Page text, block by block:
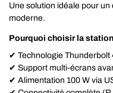
Une solution idéale pour
moderne.
Pourquoi choisir la
✔ Technologie Thunderbolt
✔ Support multi-écrans
✔ Alimentation 100 W via